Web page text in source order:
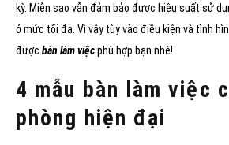
kỳ. Miễn sao vẫn đảm bảo được hiệu suất sử
ở mức tối đa. Vì vậy tùy vào điều kiện và tình
được bàn làm việcphù hợp bạn nhé!
4 mẫu bàn làm việc
phòng hiện đại